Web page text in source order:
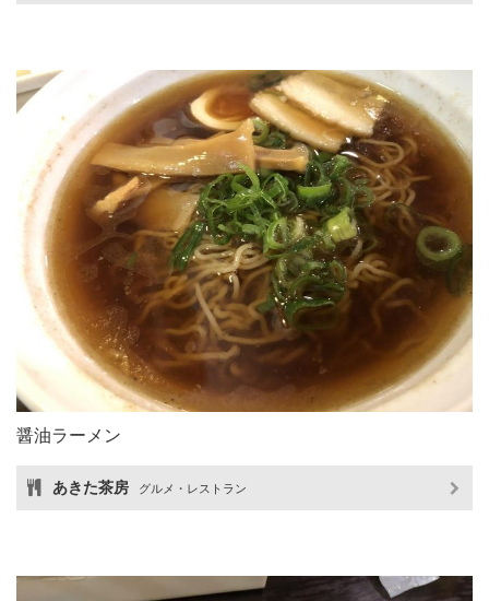
醤油ラーメン
あきた茶房 グルメ・レストラン